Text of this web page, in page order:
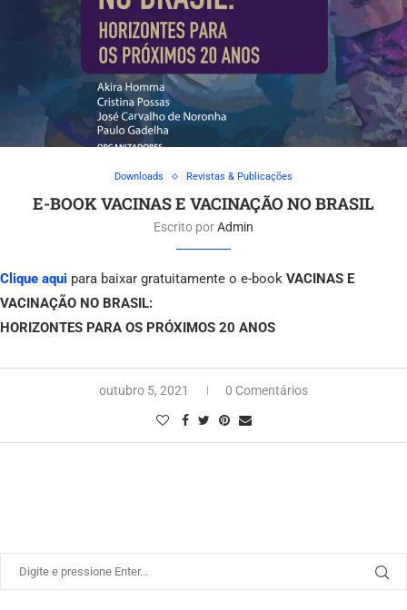
Downloads Revistas & Publicações
E-BOOK VACINAS E VACINAÇÃO NO BRASIL
Escrito porAdmin
Clique aqui para baixar gratuitamente o e-book VACINAS E
VACINAÇÃO NO BRASIL:
HORIZONTES PARA OS PRÓXIMOS 20 ANOS
outubro 5, 2021 0 Comentários